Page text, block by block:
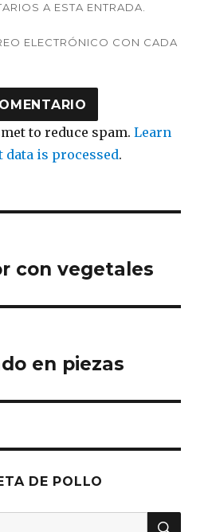
A ESTA ENTRADA.
ELECTRÓNICO CON CADA
to reduce spam.Learn
is processed.
con vegetales
en piezas
DE POLLO